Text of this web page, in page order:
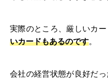
実際のところ、厳しいカー
いカードもあるのです。
会社の経営状態が良好だ